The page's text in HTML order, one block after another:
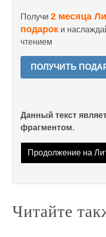
Получи 2 месяца
подарок и
чтением
ПОЛУЧИТЬ
Данный текст
фрагментом.
Продолжение на
Читайте